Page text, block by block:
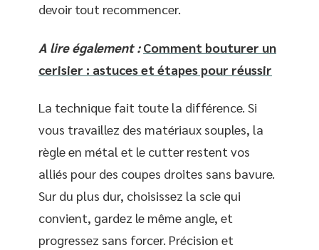
devoir tout recommencer.
A lire également : Comment bouturer un
cerisier : astuces et étapes pour réussir
La technique fait toute la différence. Si
vous travaillez des matériaux souples, la
règle en métal et le cutter restent vos
alliés pour des coupes droites sans bavure.
Sur du plus dur, choisissez la scie qui
convient, gardez le même angle, et
progressez sans forcer. Précision et